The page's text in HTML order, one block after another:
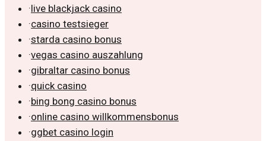
·live blackjack casino
·casino testsieger
·starda casino bonus
·vegas casino auszahlung
·gibraltar casino bonus
·quick casino
·bing bong casino bonus
·online casino willkommensbonus
·ggbet casino login